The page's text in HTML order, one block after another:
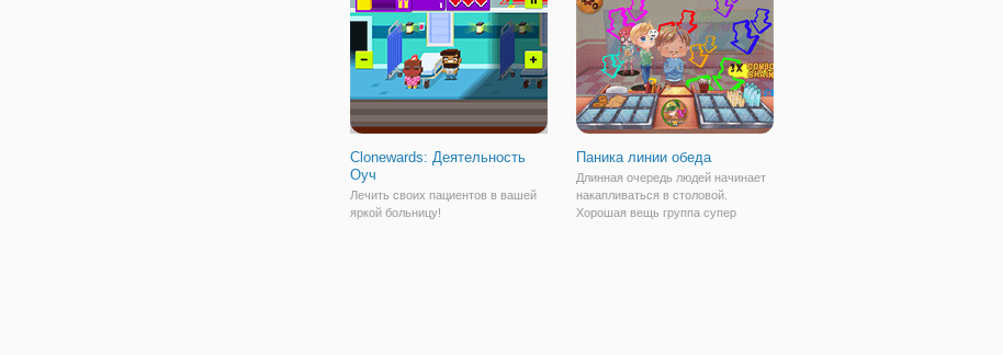
разворачиваются все действия.
получать каждый уровень вы
Clonewards: Деятельность
Оуч
Лечить своих пациентов в вашей
яркой больницу!
Паника линии обеда
Длинная очередь людей начинает
накапливаться в столовой.
Хорошая вещь группа супер